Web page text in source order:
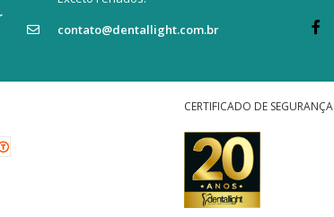
contato@dentallight.com.br
CERTIFICADO DE SEGURANÇA